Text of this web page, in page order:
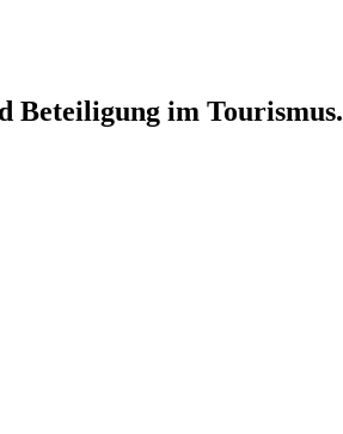
Beteiligung im Tourismus.